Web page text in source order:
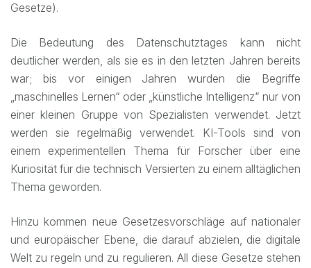
Gesetze).
Die Bedeutung des Datenschutztages kann nicht
deutlicher werden, als sie es in den letzten Jahren bereits
war; bis vor einigen Jahren wurden die Begriffe
„maschinelles Lernen“ oder „künstliche Intelligenz“ nur von
einer kleinen Gruppe von Spezialisten verwendet. Jetzt
werden sie regelmäßig verwendet. KI-Tools sind von
einem experimentellen Thema für Forscher über eine
Kuriosität für die technisch Versierten zu einem alltäglichen
Thema geworden.
Hinzu kommen neue Gesetzesvorschläge auf nationaler
und europäischer Ebene, die darauf abzielen, die digitale
Welt zu regeln und zu regulieren. All diese Gesetze stehen